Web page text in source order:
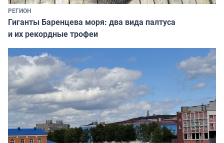
РЕГИОН
Гиганты Баренцева моря: два вида палтуса
и их рекордные трофеи